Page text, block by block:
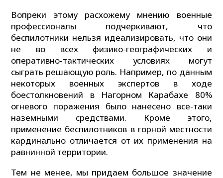
Вопреки этому расхожему мнению военные
профессионалы подчеркивают, что
беспилотники нельзя идеализировать, что они
не во всех физико-географических и
оперативно-тактических условиях могут
сыграть решающую роль. Например, по данным
некоторых военных экспертов в ходе
боестолкновений в Нагорном Карабахе 80%
огневого поражения было нанесено все-таки
наземными средствами. Кроме этого,
применение беспилотников в горной местности
кардинально отличается от их применения на
равнинной территории.
Тем не менее, мы придаем большое значение